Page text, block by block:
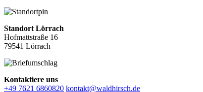
Standort Lörrach
Hofmattstraße 16
79541 Lörrach
Kontaktiere uns
+49 7621 6860820 kontakt@waldhirsch.de